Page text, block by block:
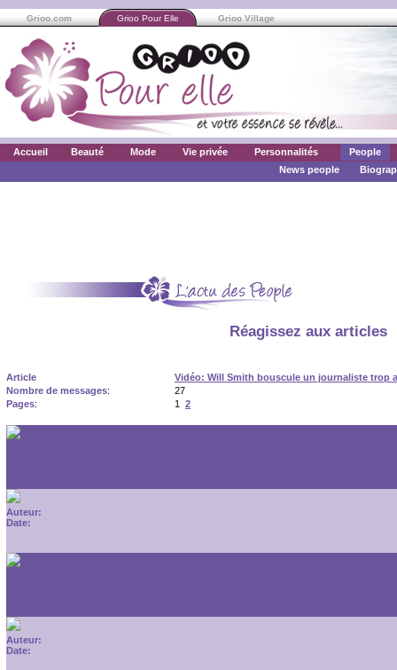
Grioo.com Grioo Pour Elle Grioo Village
Accueil Beauté Mode Vie privée Personnalités
People
News people
Réagissez aux articles
Article
Vidéo: Will Smith bouscule un journaliste trop
Nombre de messages:
27
Pages: 1 2
Auteur:
Date:
Auteur:
Date: